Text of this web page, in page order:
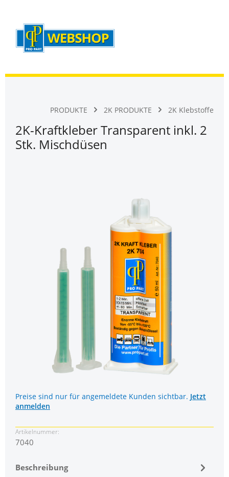
PRODUKTE 2K PRODUKTE 2K Klebstoffe
2K-Kraftkleber Transparent inkl. 2
Stk. Mischdüsen
Preise sind nur für angemeldete Kunden sichtbar. Jetzt
anmelden
Artikelnummer:
7040
Beschreibung